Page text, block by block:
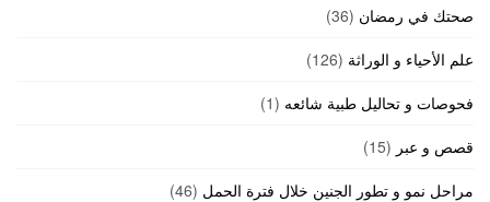
صحتك في رمضان (36)
علم الأحياء و الوراثة (126)
فحوصات و تحاليل طبية شائعه (1)
قصص و عبر (15)
مراحل نمو و تطور الجنين خلال فترة الحمل (46)